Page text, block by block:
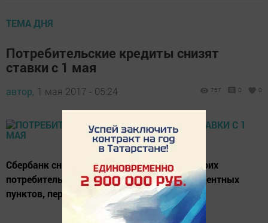
ТЕМА ДНЯ
Потребительские кредиты снизят
ставки с 1 мая
автор, 1 мая 2017 - 05:24 757 0 0
Сбербанк снизит ставки по всей линейке своих
потребительских кредитов до четырех процентных
пунктов, передает ТАСС.